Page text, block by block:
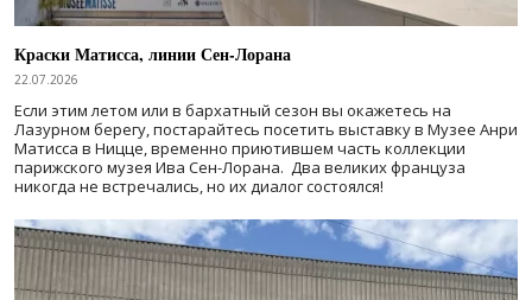
Краски Матисса, линии Сен-Лорана
22.07.2026
Если этим летом или в бархатный сезон вы окажетесь на
Лазурном берегу, постарайтесь посетить выставку в Музее Анри
Матисса в Ницце, временно приютившем часть коллекции
парижского музея Ива Сен-Лорана. Два великих француза
никогда не встречались, но их диалог состоялся!